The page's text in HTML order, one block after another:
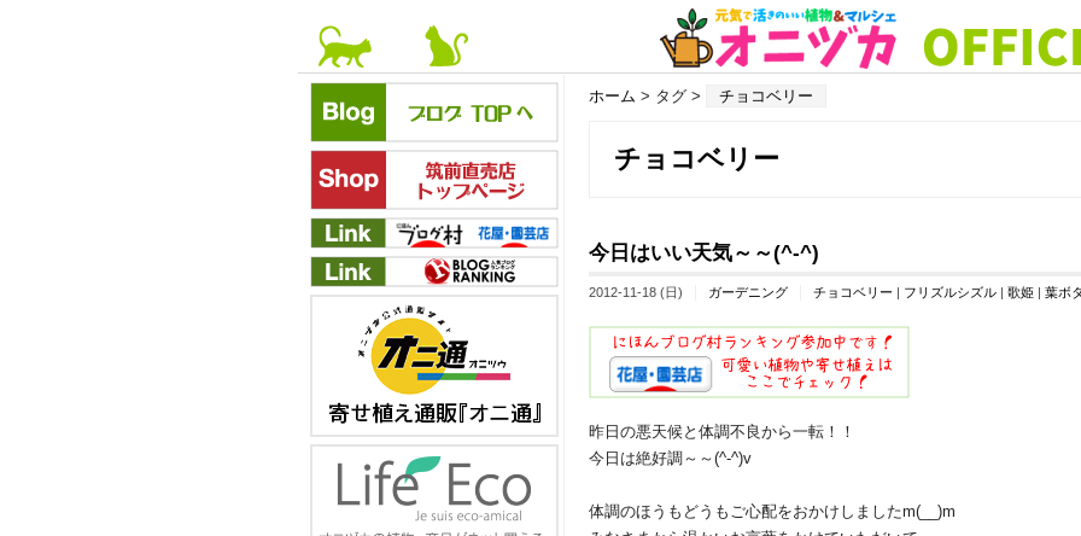
ホーム > タグ > チョコベリー
チョコベリー
今日はいい天気～～(^-^)
2012-11-18 (日) ガーデニング チョコベリー フリズルシズル 歌姫 葉ボ
昨日の悪天候と体調不良から一転！！
今日は絶好調～～(^-^)v
体調のほうもどうもご心配をおかけしましたm(__)m